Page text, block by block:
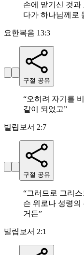
손에 맡기신 것과
다가 하나님께로
요한복음 13:3
구절 공유
“오히려 자기를
같이 되었고”
빌립보서 2:7
구절 공유
“그러므로 그리
슨 위로나 성령의
거든”
빌립보서 2:1